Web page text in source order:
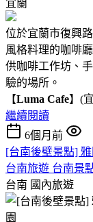
宜蘭
位於宜蘭市復興
風格料理的咖啡
供咖啡工作坊、
驗的場所。
【Luma Cafe】(
繼續閱讀
6個月前
[台南後壁景點]
台南旅遊 台南景
台南 國內旅遊